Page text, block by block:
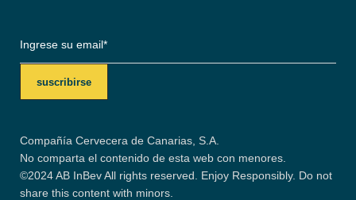
Compañía Cervecera de Canarias, S.A.
No comparta el contenido de esta web con menores.
©2024 AB InBev All rights reserved. Enjoy Responsibly. Do not
share this content with minors.